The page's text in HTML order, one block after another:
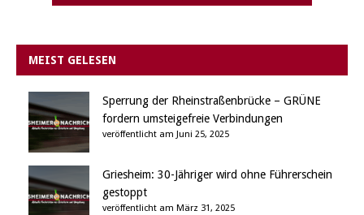
MEIST GELESEN
Sperrung der Rheinstraßenbrücke – GRÜNE
fordern umsteigefreie Verbindungen
veröffentlicht am Juni 25, 2025
Griesheim: 30-Jähriger wird ohne Führerschein
gestoppt
veröffentlicht am März 31, 2025